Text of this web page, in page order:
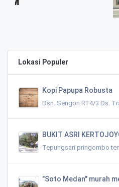
Lokasi Populer
Kopi Papupa Robusta
Dsn. Sengon RT4/3 Ds.
BUKIT ASRI
Tepungsari pringombo
"Soto Medan" murah